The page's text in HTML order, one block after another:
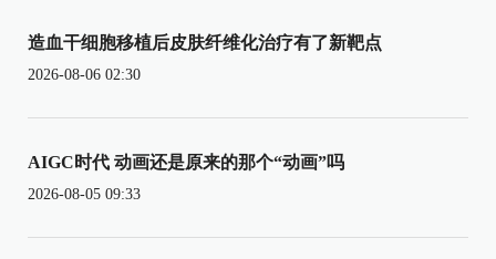
造血干细胞移植后皮肤纤维化治疗有了新靶点
2026-08-06 02:30
AIGC时代 动画还是原来的那个“动画”吗
2026-08-05 09:33